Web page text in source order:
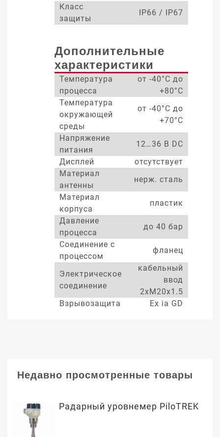
Класс
защиты
IP66 / IP67
Дополнительные
характеристики
Температура
процесса
от -40°С до
+80°С
Температура
окружающей
среды
от -40°С до
+70°С
Напряжение
питания
12…36 В DC
Дисплей
отсутствует
Материал
антенны
нерж. сталь
Материал
корпуса
пластик
Давление
процесса
до 40 бар
Соединение с
процессом
фланец
Электрическое
соединение
кабельный
ввод
2xM20x1.5
Взрывозащита
Ex ia GD
Недавно просмотренные товары
Радарный уровнемер PiloTREK